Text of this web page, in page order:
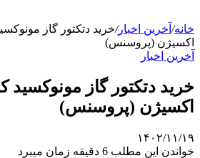
خانه/ آخرین اخبار/خرید دتکتور گاز
اکسیژن (پروسنس)
آخرین اخبار
خرید دتکتور گاز مونوکسید
اکسیژن (پروسنس)
۱۴۰۲/۱۱/۱۹
خواندن این مطلب 6 دقیقه زمان میبرد